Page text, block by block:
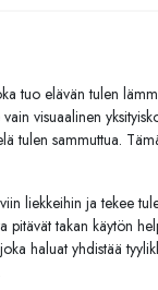
tuo elävän tulen
visuaalinen
tulen sammuttua.
liekkeihin ja tekee
pitävät takan käytön
haluat yhdistää